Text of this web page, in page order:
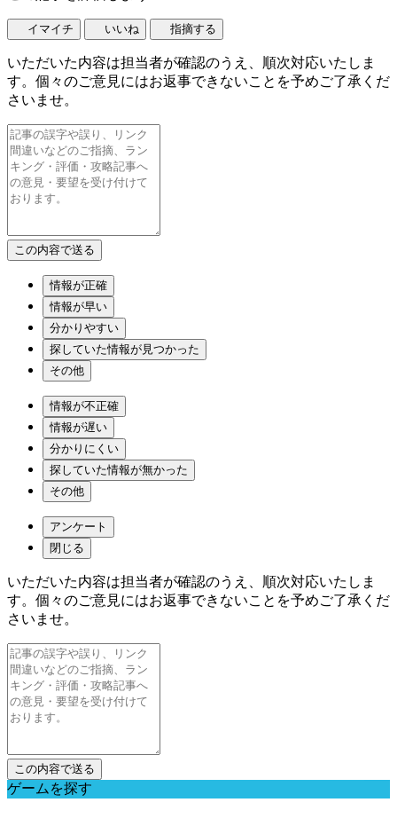
イマイチ いいね 指摘する
いただいた内容は担当者が確認のうえ、順次対応いたしま
す。個々のご意見にはお返事できないことを予めご了承くだ
さいませ。
情報が正確
情報が早い
分かりやすい
探していた情報が見つかった
その他
情報が不正確
情報が遅い
分かりにくい
探していた情報が無かった
その他
アンケート
閉じる
いただいた内容は担当者が確認のうえ、順次対応いたしま
す。個々のご意見にはお返事できないことを予めご了承くだ
さいませ。
ゲームを探す